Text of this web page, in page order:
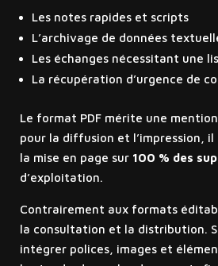
Les notes rapides et scripts
L’archivage de données
Les échanges nécessitant une
La récupération d’urgence de
Le format PDF mérite une
pour la diffusion et l’impression,
la mise en page sur 100 % des
d’exploitation.
Contrairement aux formats
la consultation et la distribution.
intégrer polices, images et